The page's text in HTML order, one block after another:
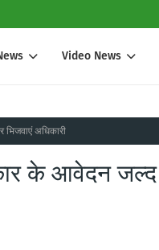
Video News
अधिकारी
के आवेदन